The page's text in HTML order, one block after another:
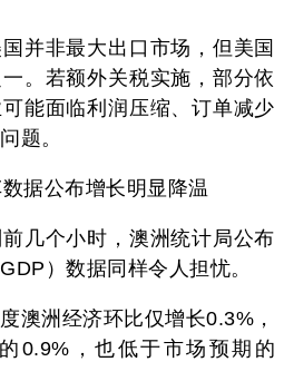
并非最大出口市场，但美国
。若额外关税实施，部分依
能面临利润压缩、订单减少
题。
据公布增长明显降温
几个小时，澳洲统计局公布
）数据同样令人担忧。
澳洲经济环比仅增长0.3%，
0.9%，也低于市场预期的